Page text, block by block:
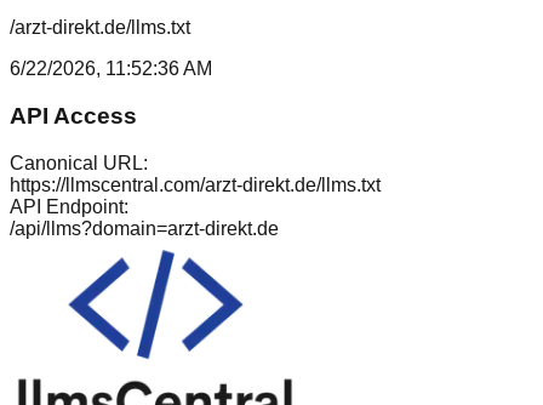
/arzt-direkt.de/llms.txt
6/22/2026, 11:52:36 AM
API Access
Canonical URL:
https://llmscentral.com/arzt-direkt.de/llms.txt
API Endpoint:
/api/llms?domain=arzt-direkt.de